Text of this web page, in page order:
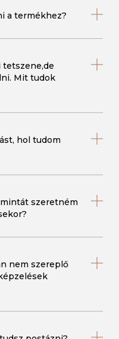
a termékhez?
tetszene,de
Mit tudok
hol tudom
szeretném
nem szereplő